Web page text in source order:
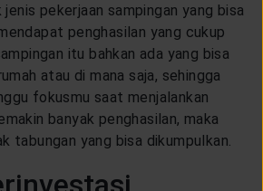
jenis pekerjaan sampingan yang bisa
penghasilan yang cukup
itu bahkan ada yang bisa
atau di mana saja, sehingga
fokusmu saat menjalankan
banyak penghasilan, maka
tabungan yang bisa dikumpulkan.